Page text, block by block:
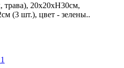
трава), 20х20хН30см,
(3 шт.), цвет - зелены..